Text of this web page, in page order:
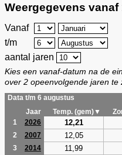
Weergegevens vanaf
Vanaf
t/m
aantal jaren
Kies een vanaf-datum na de
over 2 opeenvolgende jaren te
Data t/m 6 augustus
Jaar
Temp. (gem)▼
1
2026 12,21
2 2007 12,05
3 2014 11,99